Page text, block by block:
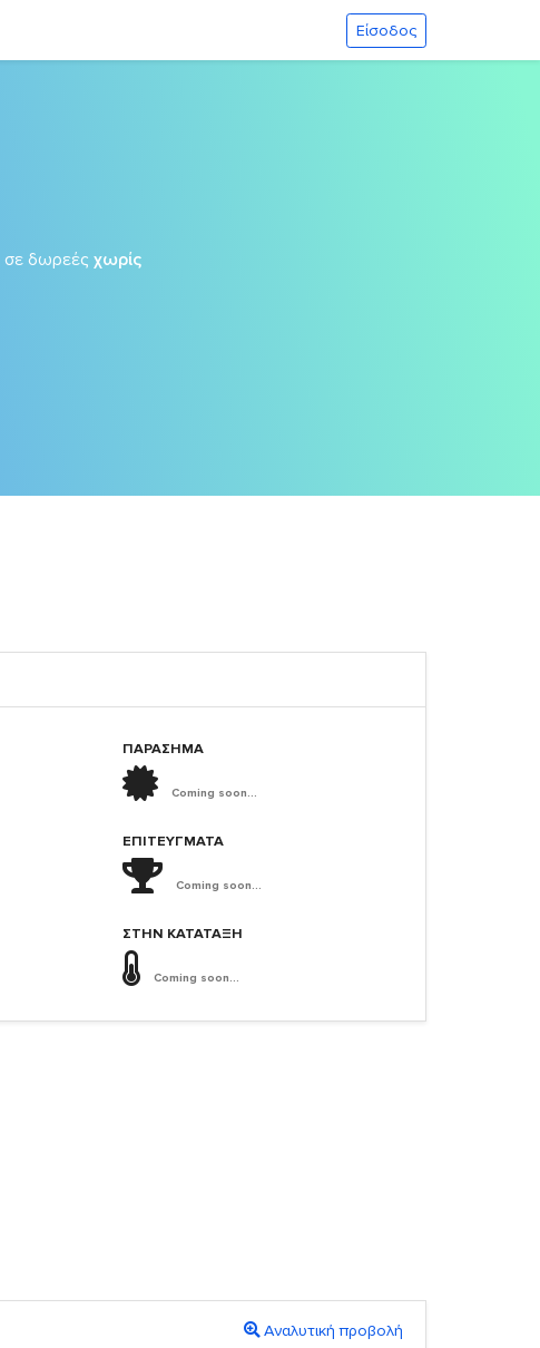
Είσοδος
σε δωρεές χωρίς
ΠΑΡΑΣΗΜΑ
Coming soon...
ΕΠΙΤΕΎΓΜΑΤΑ
Coming soon...
ΣΤΗΝ ΚΑΤΆΤΑΞΗ
Coming soon...
Αναλυτική προβολή